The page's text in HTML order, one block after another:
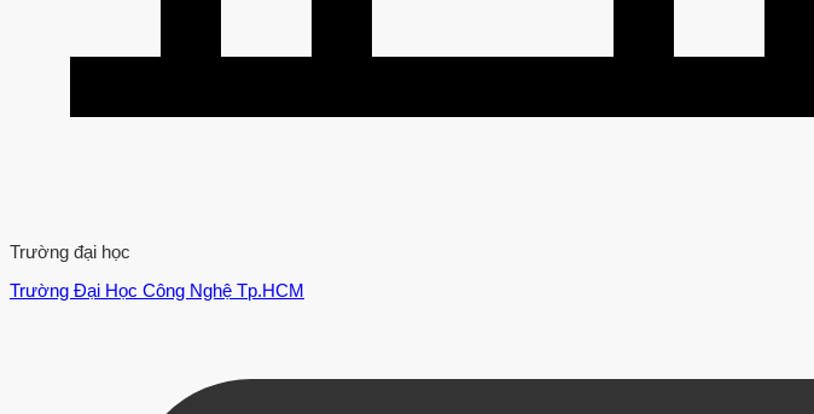
Trường đại học
Trường Đại Học Công Nghệ Tp.HCM